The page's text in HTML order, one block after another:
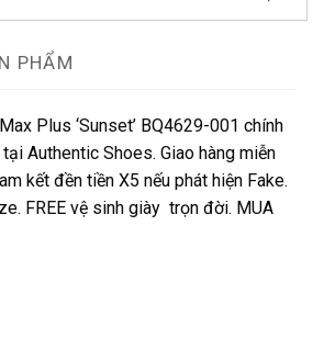
PHẨM
Plus ‘Sunset’ BQ4629-001 chính
Authentic Shoes. Giao hàng miễn
kết đền tiền X5 nếu phát hiện Fake.
FREE vệ sinh giày trọn đời. MUA